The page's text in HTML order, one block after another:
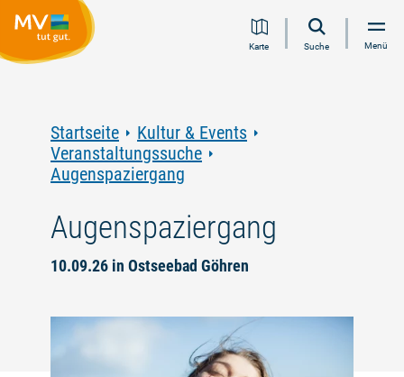
Inhalt
Navigation
Volltextsuche
FooterKarte Suche Menü
Startseite
Kultur & Events
Veranstaltungssuche
Augenspaziergang
Augenspaziergang
10.09.26 in Ostseebad Göhren